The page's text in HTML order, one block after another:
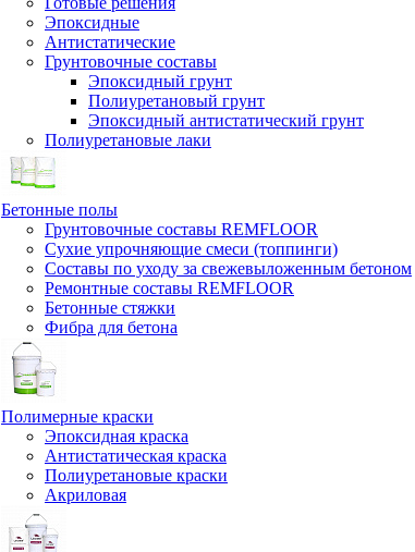
Эпоксидные
Антистатические
Грунтовочные составы
Эпоксидный грунт
Полиуретановый грунт
Эпоксидный антистатический грунт
Полиуретановые лаки
Бетонные полы
Грунтовочные составы REMFLOOR
Сухие упрочняющие смеси (топпинги)
Составы по уходу за свежевыложенным бетоном
Ремонтные составы REMFLOOR
Бетонные стяжки
Фибра для бетона
Полимерные краски
Эпоксидная краска
Антистатическая краска
Полиуретановые краски
Акриловая